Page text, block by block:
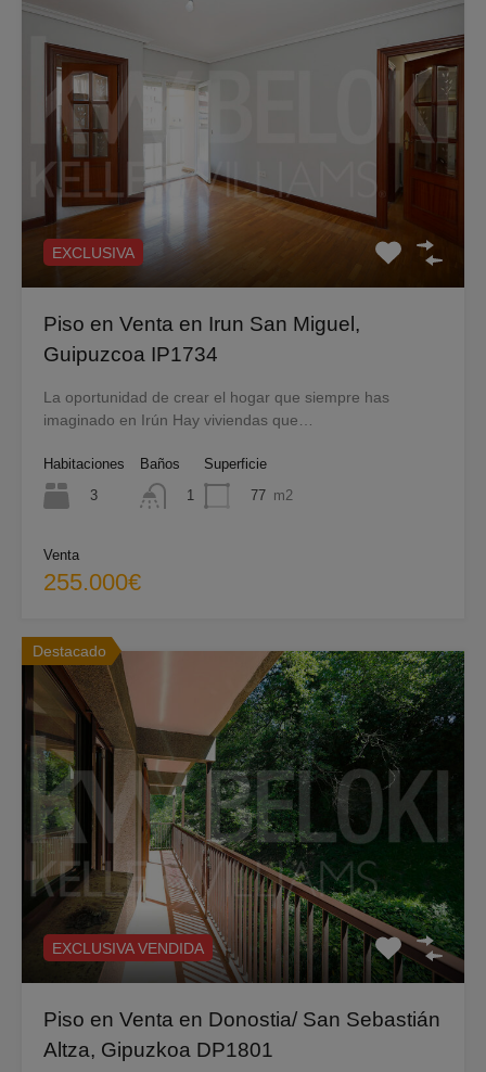
EXCLUSIVA
Piso en Venta en Irun San Miguel,
Guipuzcoa IP1734
La oportunidad de crear el hogar que siempre has
imaginado en Irún Hay viviendas que…
Habitaciones
3
Baños
1
Superficie
77 m2
Venta
255.000€
Destacado
EXCLUSIVA VENDIDA
Piso en Venta en Donostia/ San Sebastián
Altza, Gipuzkoa DP1801